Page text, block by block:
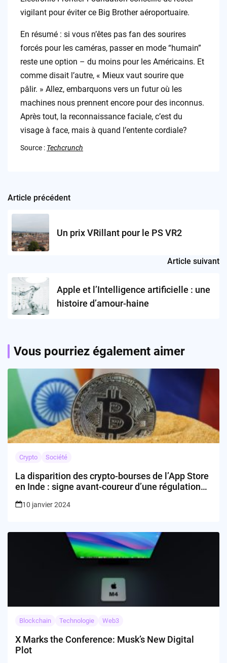
vigilant pour éviter ce Big Brother aéroportuaire.
En résumé : si vous n’êtes pas fan des sourires
forcés pour les caméras, passer en mode “humain”
reste une option – du moins pour les Américains. Et
comme disait l’autre, « Mieux vaut sourire que
pâlir. » Allez, embarquons vers un futur où les
machines nous prennent encore pour des inconnus.
Après tout, la reconnaissance faciale, c’est du
visage à face, mais à quand l’entente cordiale?
Source : Techcrunch
Post
navigation
Article précédent
Un prix VRillant pour le PS VR2
Article suivant
Apple et l’Intelligence artificielle : une
histoire d’amour-haine
Vous pourriez également aimer
Crypto Société
La disparition des crypto-bourses de l’App Store
en Inde : signe avant-coureur d’une régulation
10 janvier 2024
Blockchain Technologie Web3
X Marks the Conference: Musk’s New Digital
Plot